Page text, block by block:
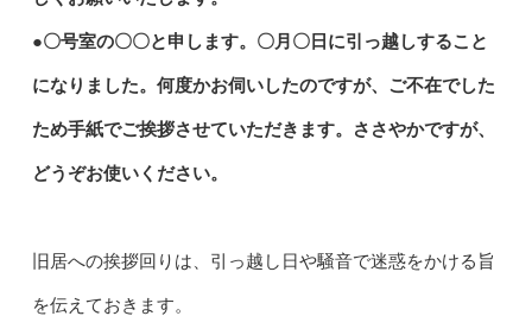
●〇号室の〇〇と申します。〇月〇日に引っ越しすること
になりました。何度かお伺いしたのですが、ご不在でした
ため手紙でご挨拶させていただきます。ささやかですが、
どうぞお使いください。
旧居への挨拶回りは、引っ越し日や騒音で迷惑をかける旨
を伝えておきます。